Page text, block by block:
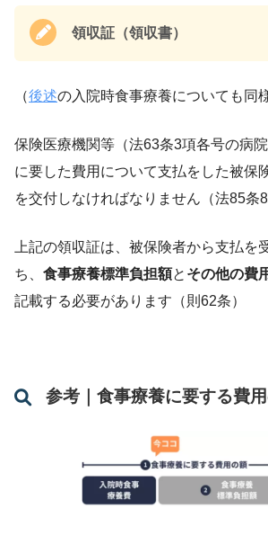
領収証（領収書）
（後述の入院時食事療養についても同
保険医療機関等（法63条3項各号の病
に要した費用について支払をした被保
を交付しなければなりません（法85条8
上記の領収証は、被保険者から支払を
ち、 食事療養標準負担額と その他の費
記載する必要があります（則62条）
参考｜食事療養に要する費